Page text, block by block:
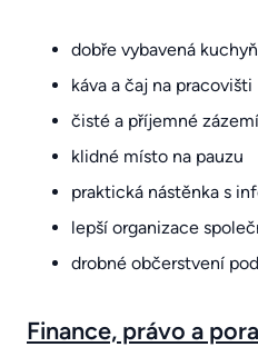
dobře vybavená
káva a čaj na pracovišti
čisté a příjemné zázemí
klidné místo na pauzu
praktická nástěnka s
lepší organizace
drobné občerstvení
Finance, právo a